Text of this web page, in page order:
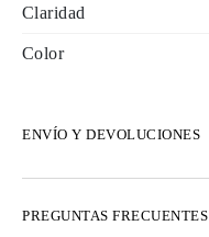
Claridad
Color
ENVÍO Y DEVOLUCIONES
PREGUNTAS FRECUENTES